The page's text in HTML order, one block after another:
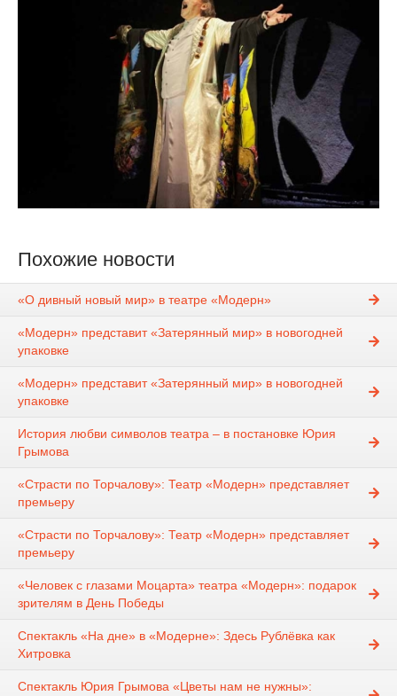
Похожие новости
«О дивный новый мир» в театре «Модерн»
«Модерн» представит «Затерянный мир» в новогодней
упаковке
«Модерн» представит «Затерянный мир» в новогодней
упаковке
История любви символов театра – в постановке Юрия
Грымова
«Страсти по Торчалову»: Театр «Модерн» представляет
премьеру
«Страсти по Торчалову»: Театр «Модерн» представляет
премьеру
«Человек с глазами Моцарта» театра «Модерн»: подарок
зрителям в День Победы
Спектакль «На дне» в «Модерне»: Здесь Рублёвка как
Хитровка
Спектакль Юрия Грымова «Цветы нам не нужны»: